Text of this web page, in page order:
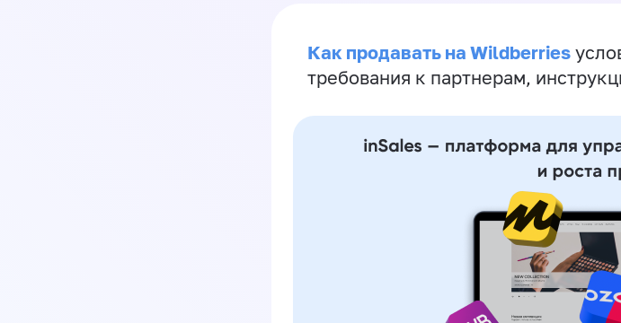
Как продавать на Wildberries
требования к партнерам,